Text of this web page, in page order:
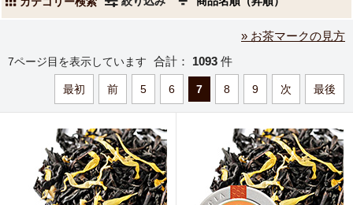
» お茶マークの見方
7ページ目を表示しています 合計： 1093 件
最初 前 5 6 7 8 9 次 最後